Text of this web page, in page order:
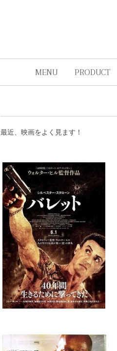
MENU PRODUCT
最近、映画をよく見ます！